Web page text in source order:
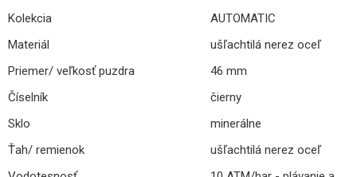
Kolekcia
AUTOMATIC
Materiál
ušľachtilá nerez oceľ
Priemer/ veľkosť puzdra
46 mm
Číselník
čierny
Sklo
minerálne
Ťah/ remienok
ušľachtilá nerez oceľ